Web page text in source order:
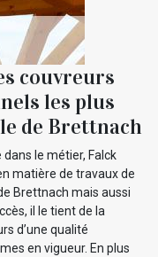
couvreurs
les plus
de Brettnach
dans le métier, Falck
matière de travaux de
Brettnach mais aussi
il le tient de la
d’une qualité
en vigueur. En plus